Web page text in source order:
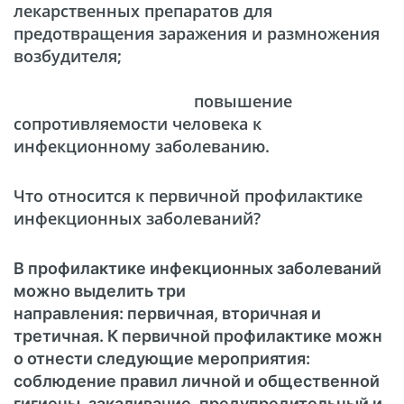
лекарственных препаратов для
предотвращения заражения и размножения
возбудителя;
повышение
сопротивляемости человека к
инфекционному заболеванию.
Что относится к первичной профилактике
инфекционных заболеваний?
В профилактике инфекционных заболеваний
можно выделить три
направления: первичная, вторичная и
третичная. К первичной профилактике можн
о отнести следующие мероприятия:
соблюдение правил личной и общественной